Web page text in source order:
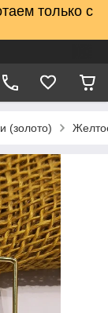
только с
(золото)